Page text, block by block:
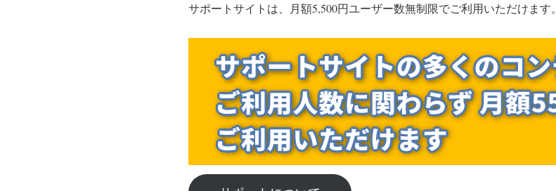
サポートサイトは、月額5,500円ユーザー数無制限でご利用いただけます。